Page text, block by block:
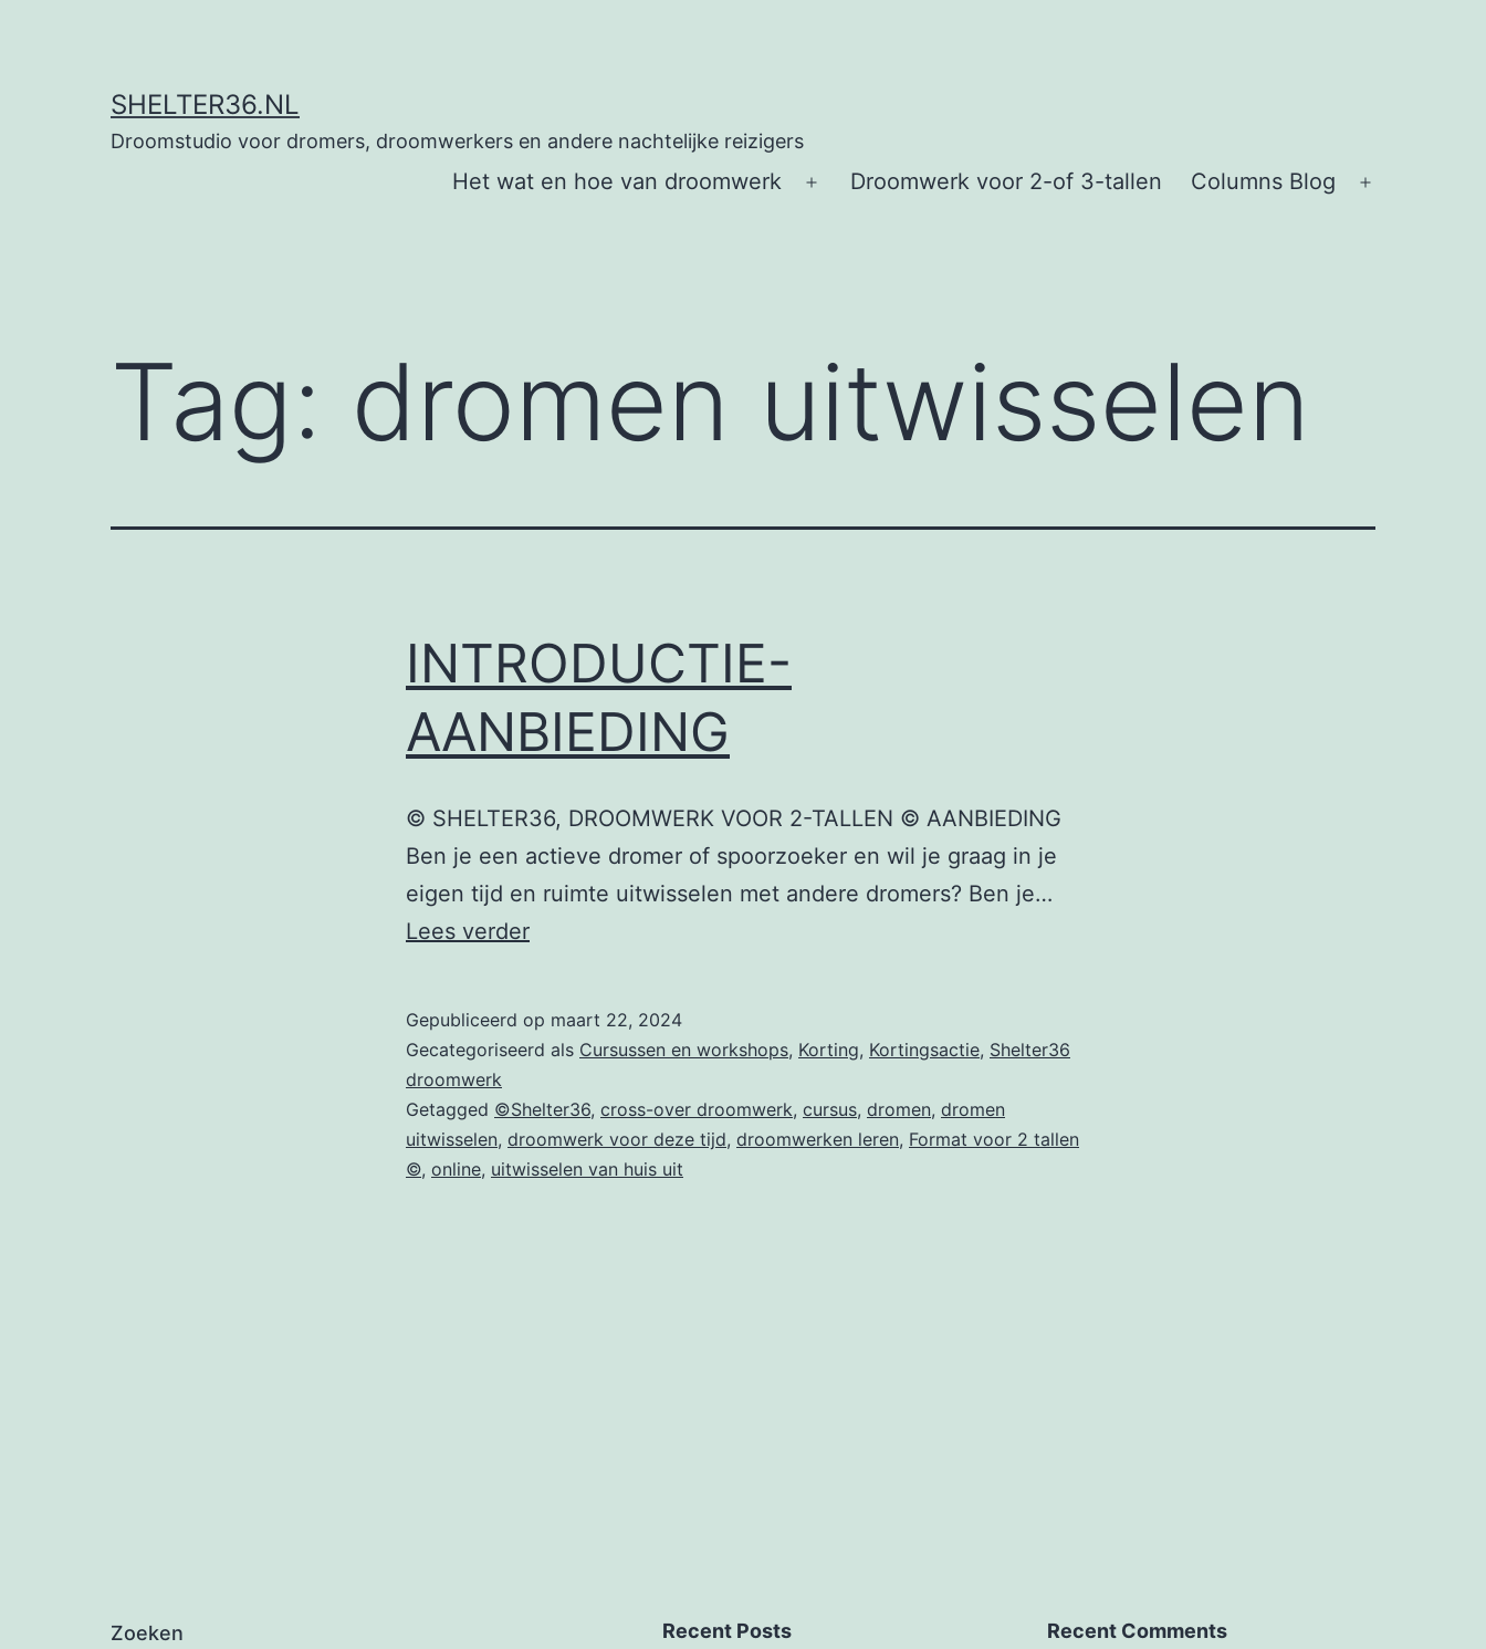
SHELTER36.NL
Droomstudio voor dromers, droomwerkers en andere nachtelijke reizigers
Het wat en hoe van droomwerk
Open
Droomwerk voor 2-of 3-tallen Columns Blog
Tag: dromen uitwisselen
INTRODUCTIE-
AANBIEDING
© SHELTER36, DROOMWERK VOOR 2-TALLEN © AANBIEDING
Ben je een actieve dromer of spoorzoeker en wil je graag in je
eigen tijd en ruimte uitwisselen met andere dromers? Ben je…
Lees verderINTRODUCTIE-
Gepubliceerd op maart 22, 2024
Gecategoriseerd als Cursussen en workshops, Korting, Kortingsactie, Shelter36
droomwerk
Getagged ©Shelter36, cross-over droomwerk, cursus, dromen, dromen
uitwisselen, droomwerk voor deze tijd, droomwerken leren, Format voor 2 tallen
©, online, uitwisselen van huis uit
Zoeken Recent Posts Recent Comments